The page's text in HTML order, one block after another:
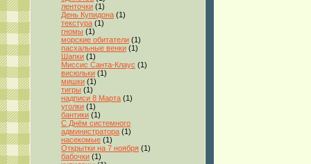
ленточки (1)
День Купидона (1)
текстура (1)
гномы (1)
морские обитатели (1)
пасхальные венки (1)
Шапки (1)
Миссис Санта-Клаус (1)
висюльки (1)
мишки (1)
тигры (1)
надписи 8 Марта (1)
уголки (1)
бантики (1)
С Днём системного
администратора (1)
насекомые (1)
Открытки на 7 ноября (1)
бабочки (1)